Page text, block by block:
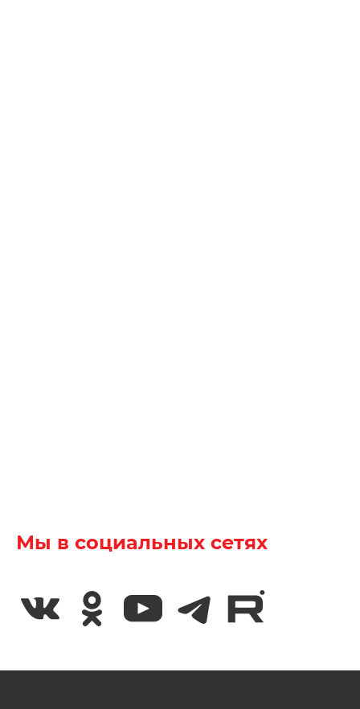
Мы в социальных сетях